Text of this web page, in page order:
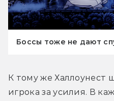
Боссы тоже не дают
К тому же Халлоунест
игрока за усилия. В